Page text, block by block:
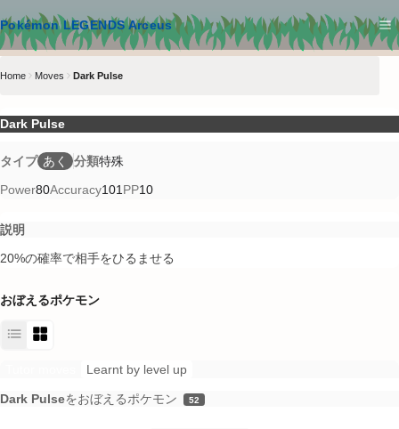
Pokémon LEGENDS Arceus
メインコンテンツへスキップ
Home Moves Dark Pulse
Dark Pulse
タイプ あく 分類特殊
Power80Accuracy101 PP10
説明
20%の確率で相手をひるませる
おぼえるポケモン
Learnt by level up
Dark Pulseをおぼえるポケモン 52